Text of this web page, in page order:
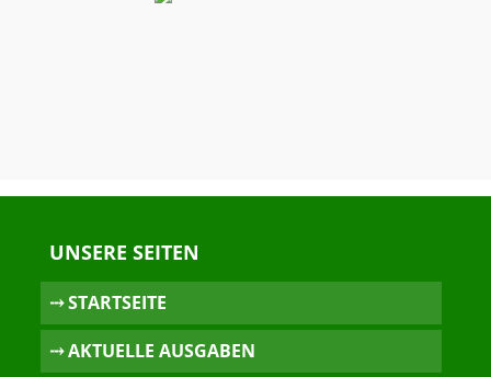
UNSERE SEITEN
⤏ STARTSEITE
⤏ AKTUELLE AUSGABEN